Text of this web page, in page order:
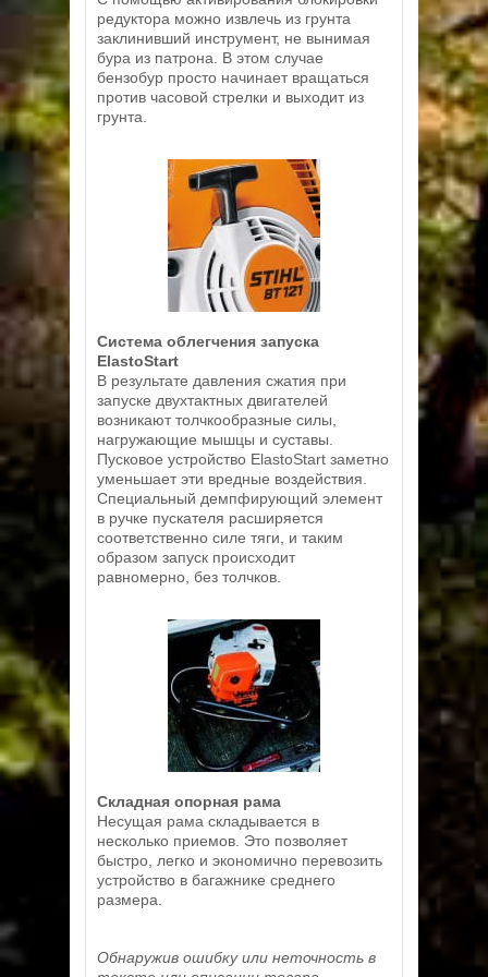
редуктора можно извлечь из грунта
заклинивший инструмент, не вынимая
бура из патрона. В этом случае
бензобур просто начинает вращаться
против часовой стрелки и выходит из
грунта.
Система облегчения запуска
ElastoStart
В результате давления сжатия при
запуске двухтактных двигателей
возникают толчкообразные силы,
нагружающие мышцы и суставы.
Пусковое устройство ElastoStart заметно
уменьшает эти вредные воздействия.
Специальный демпфирующий элемент
в ручке пускателя расширяется
соответственно силе тяги, и таким
образом запуск происходит
равномерно, без толчков.
Складная опорная рама
Несущая рама складывается в
несколько приемов. Это позволяет
быстро, легко и экономично перевозить
устройство в багажнике среднего
размера.
Обнаружив ошибку или неточность в